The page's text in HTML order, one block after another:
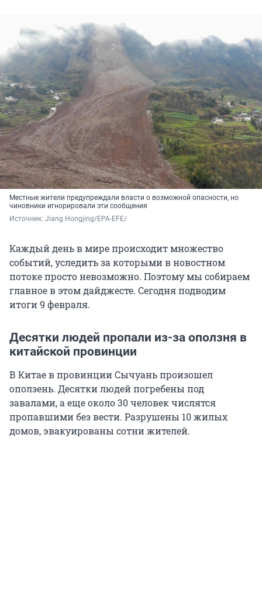
Местные жители предупреждали власти о возможной опасности, но
чиновники игнорировали эти сообщения
Источник: Jiang Hongjing/EPA-EFE/
Каждый день в мире происходит множество
событий, уследить за которыми в новостном
потоке просто невозможно. Поэтому мы собираем
главное в этом дайджесте. Сегодня подводим
итоги 9 февраля.
Десятки людей пропали из-за оползня в
китайской провинции
В Китае в провинции Сычуань произошел
оползень. Десятки людей погребены под
завалами, а еще около 30 человек числятся
пропавшими без вести. Разрушены 10 жилых
домов, эвакуированы сотни жителей.